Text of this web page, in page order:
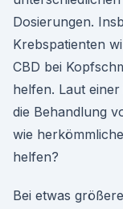
Dosierungen.
Krebspatienten
CBD bei
helfen. Laut
die Behandlung
wie
helfen?
Bei etwas